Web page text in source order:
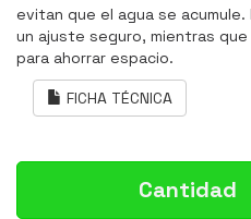
evitan que el agua se
un ajuste seguro, mientras
para ahorrar espacio.
FICHA TÉCNICA
Cantidad